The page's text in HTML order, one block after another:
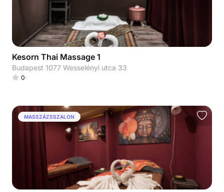
Kesorn Thai Massage 1
Budapest 1077 Wesselényi utca 33
0
MASSZÁZSSZALON